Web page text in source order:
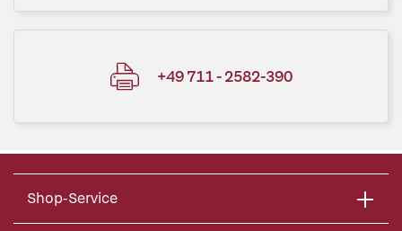
+49 711 - 2582-390
Shop-Service